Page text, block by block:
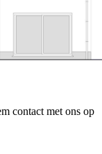
contact met ons op